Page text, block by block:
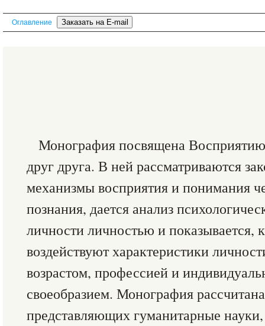
Оглавление
Монография посвящена
друг друга. В ней рассматриваются
механизмы восприятия и понимания
познания, дается анализ
личности личностью и показывается,
воздействуют характеристики
возрастом, профессией и
своеобразием. Монография
представляющих гуманитарные